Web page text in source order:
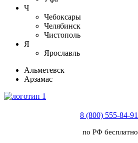
Ч
Чебоксары
Челябинск
Чистополь
Я
Ярославль
Альметевск
Арзамас
8 (800) 555-84-91
по РФ бесплатно